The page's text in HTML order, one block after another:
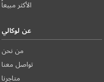
الأكثر مبيعاً
عن لوكالي
من نحن
تواصل معنا
متاجرنا